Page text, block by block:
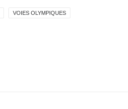
VOIES OLYMPIQUES